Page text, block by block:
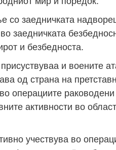
со заедничката
заедничката
и безбедноста.
и воените
од страна на
операциите
активности во
учествува во